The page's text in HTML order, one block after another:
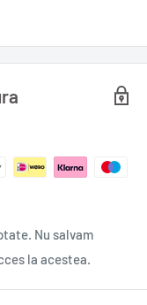
imposibil de
de-a dreptul
mai mult decât
înăuntrul
noastre.“
Nu salvam
la acestea.